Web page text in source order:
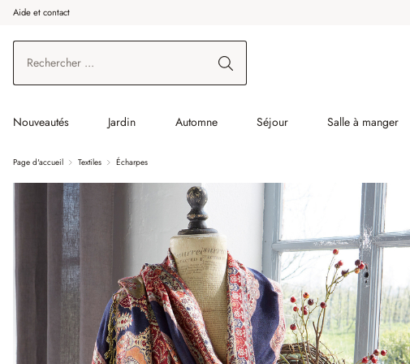
au contenu principal
Aller à la recherche
Aller à la navigation principale
Aide et contact
Nouveautés Jardin Automne Séjour Salle à manger
Page d'accueil Textiles Écharpes